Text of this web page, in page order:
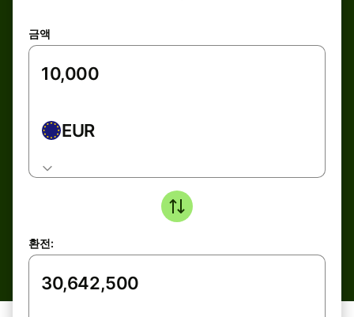
금액
EUR
환전: